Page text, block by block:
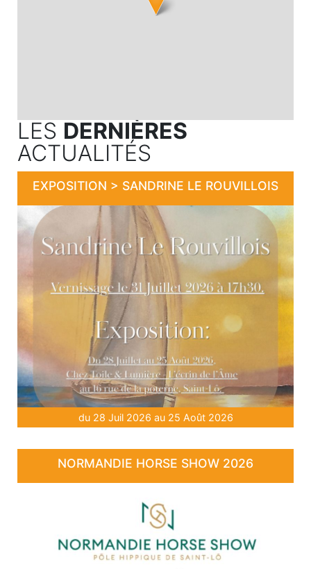
LES DERNIÈRES
ACTUALITÉS
EXPOSITION > SANDRINE LE ROUVILLOIS
du 28 Juil 2026 au 25 Août 2026
NORMANDIE HORSE SHOW 2026